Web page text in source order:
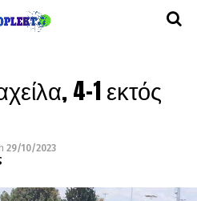
4-1 εκτός
29/10/2023